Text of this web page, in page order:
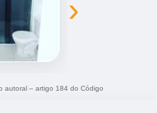
›
autoral – artigo 184 do Código